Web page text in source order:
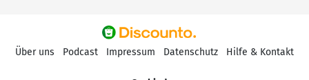
Über uns Podcast Impressum Datenschutz Hilfe & Kontakt